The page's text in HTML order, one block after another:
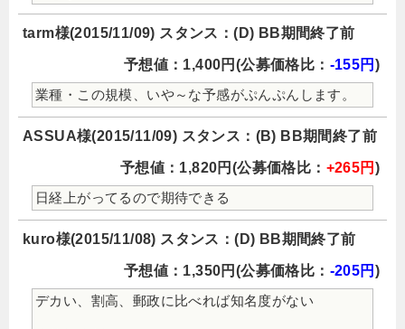
tarm様(2015/11/09) スタンス：(D) BB期間終了前
予想値：1,400円(公募価格比： -155円 )
業種・この規模、いや～な予感がぷんぷんします。
ASSUA様(2015/11/09) スタンス：(B) BB期間終了前
予想値：1,820円(公募価格比： +265円 )
日経上がってるので期待できる
kuro様(2015/11/08) スタンス：(D) BB期間終了前
予想値：1,350円(公募価格比： -205円 )
デカい、割高、郵政に比べれば知名度がない